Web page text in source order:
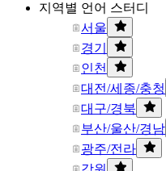
지역별 언어 스터디
서울
경기
인천
대전/세종/충청
대구/경북
부산/울산/경남
광주/전라